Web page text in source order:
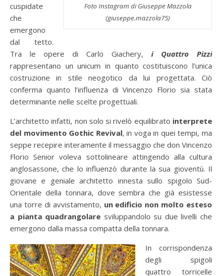
Foto Instagram di Giuseppe Mazzola
(giuseppe.mazzola75)
cuspidate
che
emergono
dal tetto.
Tra le opere di Carlo Giachery, i Quattro Pizzi
rappresentano un unicum in quanto costituiscono l’unica
costruzione in stile neogotico da lui progettata. Ciò
conferma quanto l’influenza di Vincenzo Florio sia stata
determinante nelle scelte progettuali.
L’architetto infatti, non solo si rivelò equilibrato interprete
del movimento Gothic Revival, in voga in quei tempi, ma
seppe recepire interamente il messaggio che don Vincenzo
Florio Senior voleva sottolineare attingendo alla cultura
anglosassone, che lo influenzò durante la sua gioventù. Il
giovane e geniale architetto innesta sullo spigolo Sud-
Orientale della tonnara, dove sembra che già esistesse
una torre di avvistamento, un edificio non molto esteso
a pianta quadrangolare sviluppandolo su due livelli che
emergono dalla massa compatta della tonnara.
In corrispondenza
degli spigoli
quattro torricelle